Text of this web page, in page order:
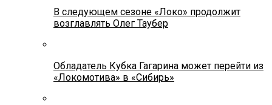
В следующем сезоне «Локо» продолжит
возглавлять Олег Таубер
Обладатель Кубка Гагарина может перейти из
«Локомотива» в «Сибирь»